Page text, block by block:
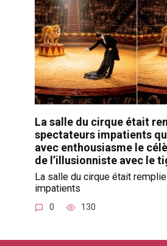
La salle du cirque était
spectateurs impatients
avec enthousiasme le
de l’illusionniste avec le
La salle du cirque était
impatients
0 130